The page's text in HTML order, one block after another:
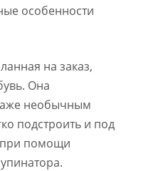
особенности
на заказ,
Она
необычным
подстроить и под
при помощи